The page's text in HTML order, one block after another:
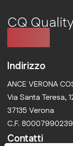
CQ
Indirizzo
ANCE VERONA
Via Santa Teresa,
37135 Verona
C.F. 80007990239
Contatti